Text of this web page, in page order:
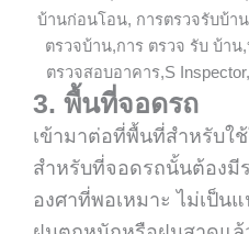
3. พื้นที่จอดรถ
เข้ามาต่อที่พื้นที่สำหรับใ
สำหรับที่จอดรถนั้นต้องมี
องศาที่พอเหมาะ ไม่เป็นแ